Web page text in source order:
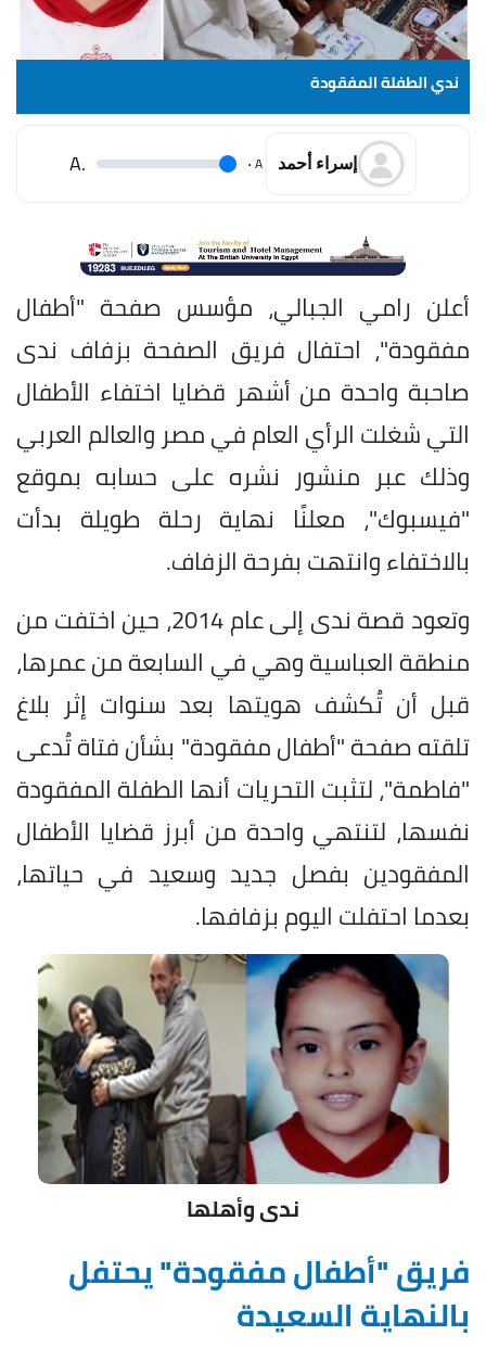
ندي الطفلة المفقودة
إسراء أحمد A
.
.A
أعلن رامي الجبالي، مؤسس صفحة "أطفال
مفقودة"، احتفال فريق الصفحة بزفاف ندى
صاحبة واحدة من أشهر قضايا اختفاء الأطفال
التي شغلت الرأي العام في مصر والعالم العربي
وذلك عبر منشور نشره على حسابه بموقع
"فيسبوك"، معلنًا نهاية رحلة طويلة بدأت
بالاختفاء وانتهت بفرحة الزفاف.
وتعود قصة ندى إلى عام 2014، حين اختفت من
منطقة العباسية وهي في السابعة من عمرها،
قبل أن تُكشف هويتها بعد سنوات إثر بلاغ
تلقته صفحة "أطفال مفقودة" بشأن فتاة تُدعى
"فاطمة"، لتثبت التحريات أنها الطفلة المفقودة
نفسها، لتنتهي واحدة من أبرز قضايا الأطفال
المفقودين بفصل جديد وسعيد في حياتها،
بعدما احتفلت اليوم بزفافها.
ندى وأهلها
فريق "أطفال مفقودة" يحتفل
بالنهاية السعيدة